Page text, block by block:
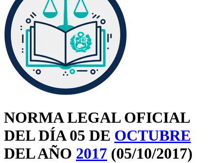
NORMA LEGAL OFICIAL
DEL DÍA 05 DE OCTUBRE
DEL AÑO 2017 (05/10/2017)